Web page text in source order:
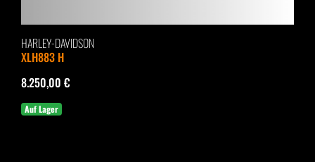
HARLEY-DAVIDSON
XLH883 H
8.250,00 €
Auf Lager